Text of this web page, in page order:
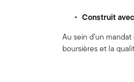
Construit
Au sein d’un
boursières et la